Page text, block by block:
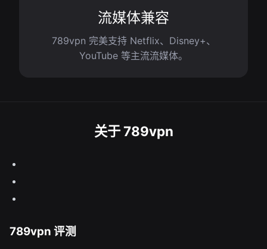
流媒体兼容
789vpn 完美支持 Netflix、Disney+、
YouTube 等主流流媒体。
关于 789vpn
789vpn 评测